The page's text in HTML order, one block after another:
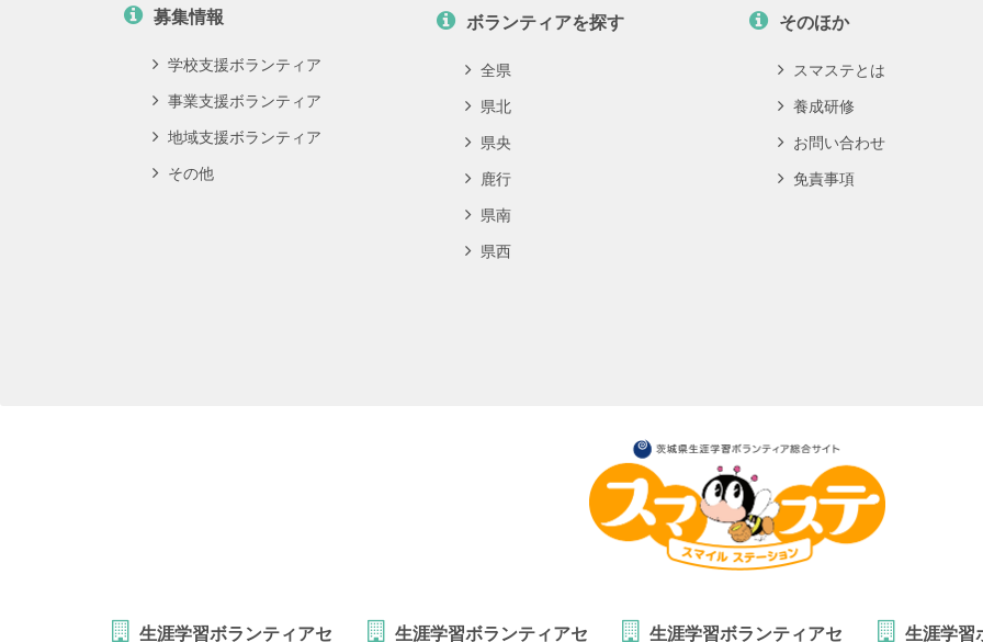
募集情報
学校支援ボランティア
事業支援ボランティア
地域支援ボランティア
その他
ボランティアを探す
全県
県北
県央
鹿行
県南
県西
そのほか
スマステとは
養成研修
お問い合わせ
免責事項
生涯学習ボランティアセ 生涯学習ボランティアセ 生涯学習ボランティアセ 生涯学習